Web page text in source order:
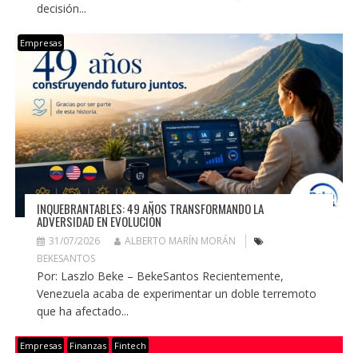
decisión...
Empresas
INQUEBRANTABLES: 49 AÑOS TRANSFORMANDO LA
ADVERSIDAD EN EVOLUCIÓN
31/07/2026
ALBERTO MARÍN MORÁN
BEKESANTOS
Por: Laszlo Beke – BekeSantos Recientemente,
Venezuela acaba de experimentar un doble terremoto
que ha afectado...
Empresas Finanzas Fintech